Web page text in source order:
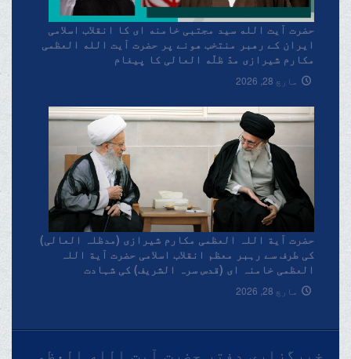
حضرت آیت الله سید مجتبی خامنه ای کا انقلاب اسلامی
ایران کے رهبر منتخب هونے پر حضرت آیت الله العظمی
مکارم شیرازی مدّ ظلّه العالی کا پیغام
مارچ 28, 2026
حضرت آیة اللہ العظمی مکارم شیرازی (مدظلہ العالی)
کی طرف سے رہبر معظم انقلاب اسلامی حضرت آیة اللہ
العظمی خامنہ ای (قدس سرہ الشریف) کی شہادت
پرتعزیتی پیغام۔
مارچ 28, 2026
خبرگزاری دفتر حضرت آیت الله العظمی